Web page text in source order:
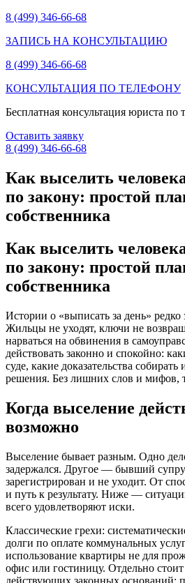
8 (499) 346-66-68
ЗАПИСЬ НА КОНСУЛЬТАЦИЮ
8 (499) 346-66-68
КОНСУЛЬТАЦИЯ ПО ТЕЛЕФОНУ
Бесплатная консультация юриста по
Оставить заявку
8 (499) 346-66-68
Как выселить
по закону: простой
собственника
Как выселить
по закону: простой
собственника
Истории о «выписать за день»
Жильцы не уходят, ключи не
нарваться на обвинения в
действовать законно и спокойно:
суде, какие доказательства собирать
решения. Без лишних слов и мифов,
Когда выселение
возможно
Выселение бывает разным. Одно
задержался. Другое — бывший
зарегистрирован и не уходит. От
и путь к результату. Ниже —
всего удовлетворяют иски.
Классические грехи:
долги по оплате коммунальных
использование квартиры не для
офис или гостиницу. Отдельно
действующих законных оснований: